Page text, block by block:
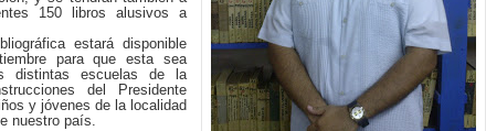
150 libros alusivos a
estará disponible
para que esta sea
distintas escuelas de la
del Presidente
y jóvenes de la localidad
nuestro país.